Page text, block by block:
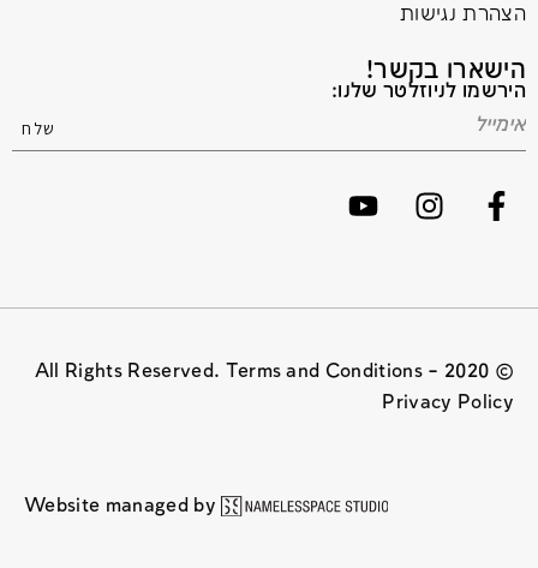
הצהרת נגישות
הישארו בקשר!
הירשמו לניוזלטר שלנו:
© 2020 All Rights Reserved. Terms and Conditions –
Privacy Policy
Website managed by